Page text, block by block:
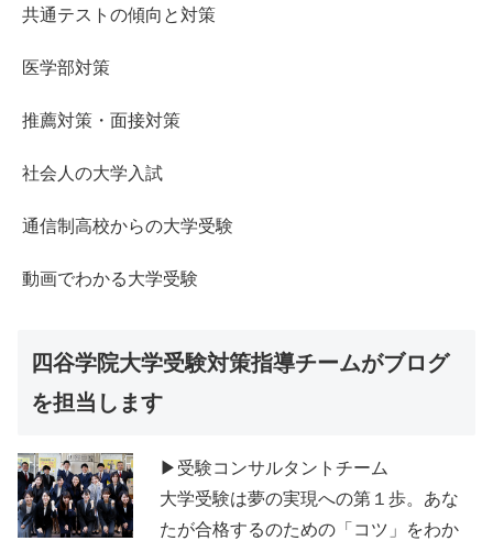
共通テストの傾向と対策
医学部対策
推薦対策・面接対策
社会人の大学入試
通信制高校からの大学受験
動画でわかる大学受験
四谷学院大学受験対策指導チームがブログ
を担当します
▶受験コンサルタントチーム
大学受験は夢の実現への第１歩。あな
たが合格するのための「コツ」をわか